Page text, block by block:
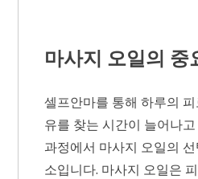
마사지 오일의 중
셀프안마를 통해 하루의
유를 찾는 시간이 늘어나
과정에서 마사지 오일의
소입니다. 마사지 오일은